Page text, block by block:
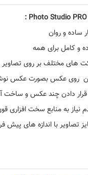
Photo Studio PRO
:
ساده و روان
و کامل برای همه
های مختلف بر روی تصاویر
روی عکس بصورت عکس
قرار دادن چند عکس و ساخت
نیاز به منابع سخت افزاری
تصاویر با اندازه های پیش